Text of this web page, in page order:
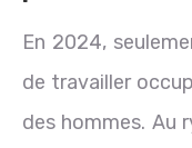
En 2024,
de travailler
des hommes. Au